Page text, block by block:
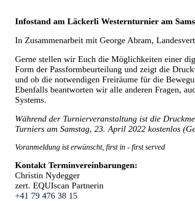
Infostand am Läckerli Westernturnier am
In Zusammenarbeit mit George Abram,
Gerne stellen wir Euch die Möglichkeiten einer
Form der Passformbeurteilung und zeigt die
und ob die notwendigen Freiräume für die
Ebenfalls beantworten wir alle anderen Fragen,
Systems.
Während der Turnierveranstaltung ist die
Turniers am Samstag, 23. April 2022 kostenlos
Voranmeldung ist erwünscht, first in - first served
Kontakt Terminvereinbarungen:
Christin Nydegger
zert. EQUIscan Partnerin
+41 79 476 38 15